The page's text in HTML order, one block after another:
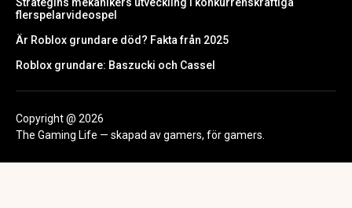
flerspelarvideospel
Är Roblox grundare död? Fakta från 2025
Roblox grundare: Baszucki och Cassel
Copyright @ 2026
The Gaming Life — skapad av gamers, för gamers.